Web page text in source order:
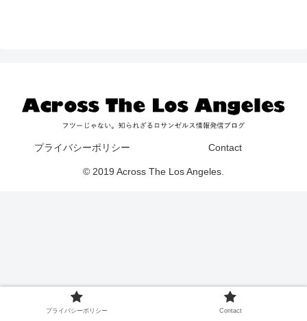
プライバシーポリシー Contact
© 2019 Across The Los Angeles.
プライバシーポリシー Contact